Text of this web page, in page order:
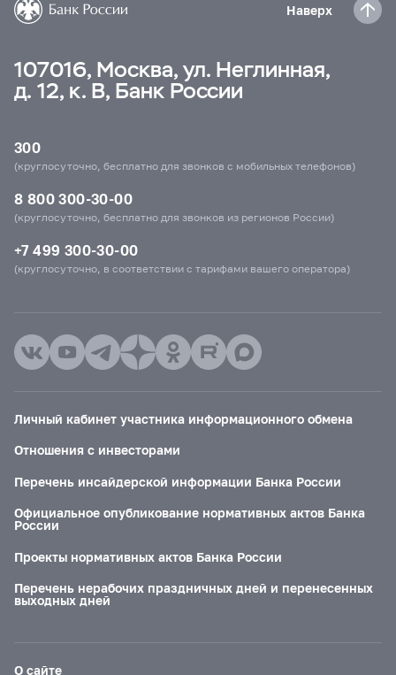
Наверх
107016, Москва, ул. Неглинная,
д. 12, к. В, Банк России
300
(круглосуточно, бесплатно для звонков с мобильных телефонов)
8 800 300-30-00
(круглосуточно, бесплатно для звонков из регионов России)
+7 499 300-30-00
(круглосуточно, в соответствии с тарифами вашего оператора)
Личный кабинет участника информационного обмена
Отношения с инвесторами
Перечень инсайдерской информации Банка России
Официальное опубликование нормативных актов Банка
России
Проекты нормативных актов Банка России
Перечень нерабочих праздничных дней и перенесенных
выходных дней
О сайте